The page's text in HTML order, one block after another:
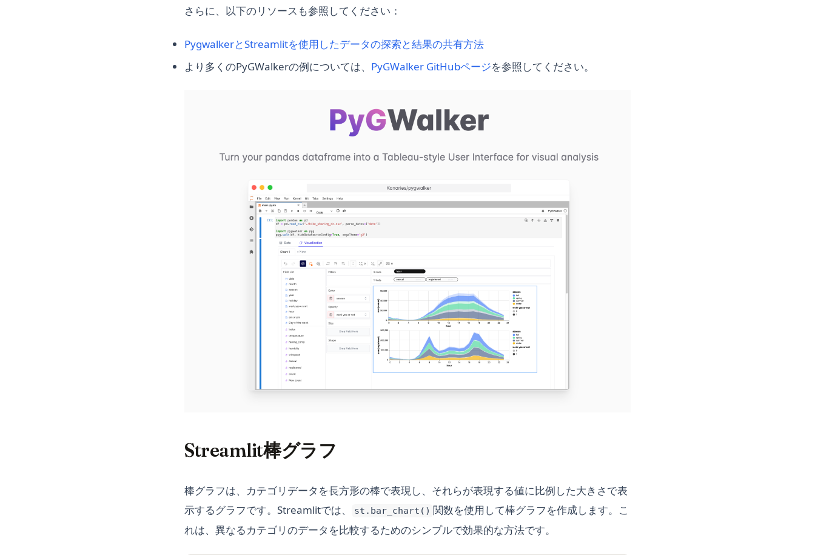
さらに、以下のリソースも参照してください：
PygwalkerとStreamlitを使用したデータの探索と結果の共有方法(opens in a new tab)
より多くのPyGWalkerの例については、 PyGWalker GitHubページ(opens in a new tab)
を参照してください。
Streamlit棒グラフ
棒グラフは、カテゴリデータを長方形の棒で表現し、それらが表現する値に比例した大きさで表
示するグラフです。Streamlitでは、
st.bar_chart() 関数を使用して棒グラフを作成します。こ
れは、異なるカテゴリのデータを比較するためのシンプルで効果的な方法です。